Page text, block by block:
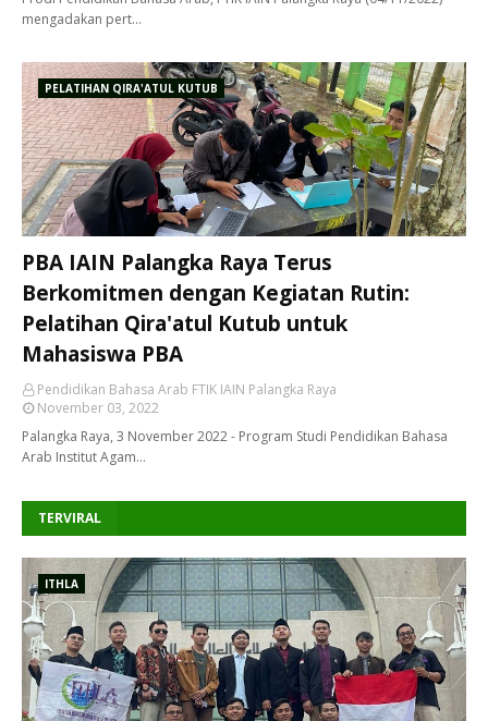
mengadakan pert…
PELATIHAN QIRA'ATUL KUTUB
PBA IAIN Palangka Raya Terus
Berkomitmen dengan Kegiatan Rutin:
Pelatihan Qira'atul Kutub untuk
Mahasiswa PBA
Pendidikan Bahasa Arab FTIK IAIN Palangka Raya
November 03, 2022
Palangka Raya, 3 November 2022 - Program Studi Pendidikan Bahasa
Arab Institut Agam…
TERVIRAL
ITHLA